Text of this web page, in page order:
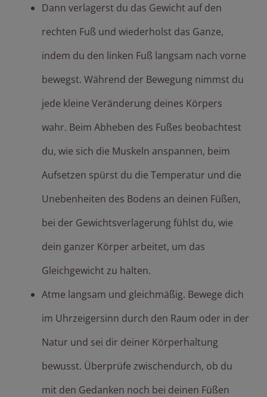
Dann verlagerst du das Gewicht auf den
rechten Fuß und wiederholst das Ganze,
indem du den linken Fuß langsam nach vorne
bewegst. Während der Bewegung nimmst du
jede kleine Veränderung deines Körpers
wahr. Beim Abheben des Fußes beobachtest
du, wie sich die Muskeln anspannen, beim
Aufsetzen spürst du die Temperatur und die
Unebenheiten des Bodens an deinen Füßen,
bei der Gewichtsverlagerung fühlst du, wie
dein ganzer Körper arbeitet, um das
Gleichgewicht zu halten.
Atme langsam und gleichmäßig. Bewege dich
im Uhrzeigersinn durch den Raum oder in der
Natur und sei dir deiner Körperhaltung
bewusst. Überprüfe zwischendurch, ob du
mit den Gedanken noch bei deinen Füßen